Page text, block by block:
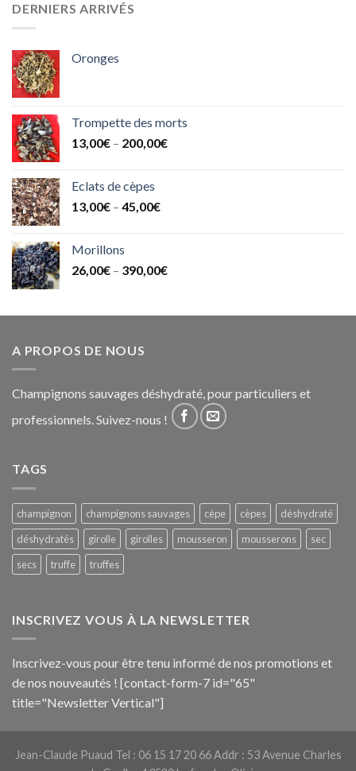
DERNIERS ARRIVÉS
Oronges
Trompette des morts
13,00€ – 200,00€
Eclats de cèpes
13,00€ – 45,00€
Morillons
26,00€ – 390,00€
A PROPOS DE NOUS
Champignons sauvages déshydraté, pour particuliers et
professionnels. Suivez-nous !
TAGS
champignon champignons sauvages cèpe cèpes
déshydraté
déshydratés
girolle girolles mousseron mousserons
sec
secs
truffe truffes
INSCRIVEZ VOUS À LA NEWSLETTER
Inscrivez-vous pour être tenu informé de nos promotions et
de nos nouveautés ! [contact-form-7 id="65"
title="Newsletter Vertical"]
Jean-Claude Puaud Tel : 06 15 17 20 66 Addr : 53 Avenue Charles